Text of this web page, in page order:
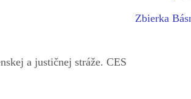
a justičnej stráže. CES
Zbierka